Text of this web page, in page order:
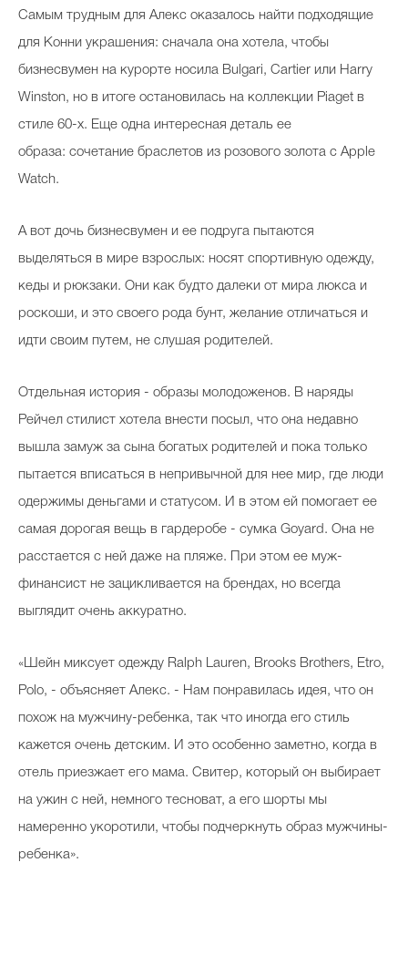
Самым трудным для Алекс оказалось найти подходящие
для Конни украшения: сначала она хотела, чтобы
бизнесвумен на курорте носила Bulgari, Cartier или Harry
Winston, но в итоге остановилась на коллекции Piaget в
стиле 60-х. Еще одна интересная деталь ее
образа: сочетание браслетов из розового золота с Apple
Watch.
А вот дочь бизнесвумен и ее подруга пытаются
выделяться в мире взрослых: носят спортивную одежду,
кеды и рюкзаки. Они как будто далеки от мира люкса и
роскоши, и это своего рода бунт, желание отличаться и
идти своим путем, не слушая родителей.
Отдельная история - образы молодоженов. В наряды
Рейчел стилист хотела внести посыл, что она недавно
вышла замуж за сына богатых родителей и пока только
пытается вписаться в непривычной для нее мир, где люди
одержимы деньгами и статусом. И в этом ей помогает ее
самая дорогая вещь в гардеробе - сумка Goyard. Она не
расстается с ней даже на пляже. При этом ее муж-
финансист не зацикливается на брендах, но всегда
выглядит очень аккуратно.
«Шейн миксует одежду Ralph Lauren, Brooks Brothers, Etro,
Polo, - объясняет Алекс. - Нам понравилась идея, что он
похож на мужчину-ребенка, так что иногда его стиль
кажется очень детским. И это особенно заметно, когда в
отель приезжает его мама. Свитер, который он выбирает
на ужин с ней, немного тесноват, а его шорты мы
намеренно укоротили, чтобы подчеркнуть образ мужчины-
ребенка».